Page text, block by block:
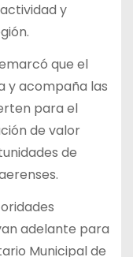
y
que el
y acompaña las
para el
de valor
de
adelante para
Municipal de